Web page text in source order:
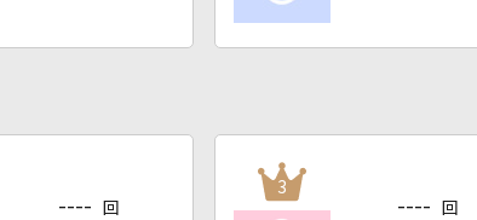
---- 回
3
---- 回